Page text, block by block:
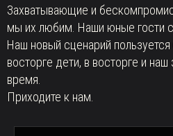
Захватывающие и
мы их любим. Наши юные гости
Наш новый сценарий
восторге дети, в восторге и
время.
Приходите к нам.